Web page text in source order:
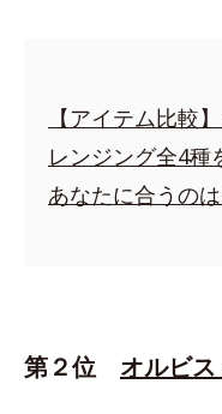
【アイテム比較
レンジング全4種
あなたに合うの
第２位 オルビ